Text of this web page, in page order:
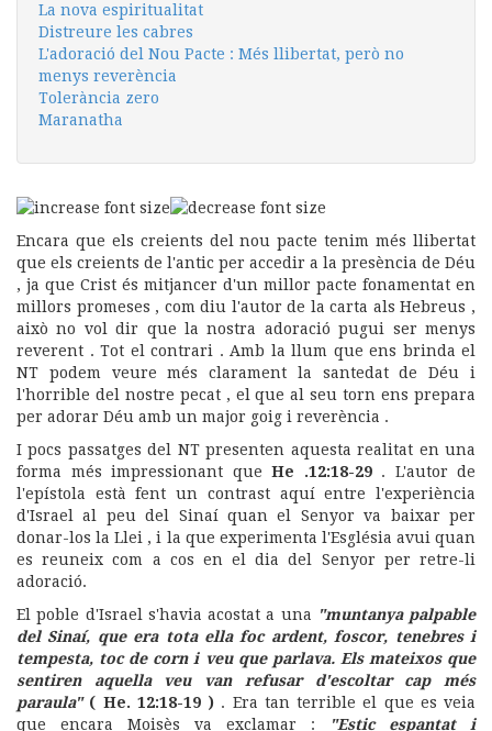
La nova espiritualitat
Distreure les cabres
L'adoració del Nou Pacte : Més llibertat, però no
menys reverència
Tolerància zero
Maranatha
Encara que els creients del nou pacte tenim més llibertat
que els creients de l'antic per accedir a la presència de Déu
, ja que Crist és mitjancer d'un millor pacte fonamentat en
millors promeses , com diu l'autor de la carta als Hebreus ,
això no vol dir que la nostra adoració pugui ser menys
reverent . Tot el contrari . Amb la llum que ens brinda el
NT podem veure més clarament la santedat de Déu i
l'horrible del nostre pecat , el que al seu torn ens prepara
per adorar Déu amb un major goig i reverència .
I pocs passatges del NT presenten aquesta realitat en una
forma més impressionant que He .12:18-29. L'autor de
l'epístola està fent un contrast aquí entre l'experiència
d'Israel al peu del Sinaí quan el Senyor va baixar per
donar-los la Llei , i la que experimenta l'Església avui quan
es reuneix com a cos en el dia del Senyor per retre-li
adoració.
El poble d'Israel s'havia acostat a una "muntanya palpable
del Sinaí, que era tota ella foc ardent, foscor, tenebres i
tempesta, toc de corn i veu que parlava. Els mateixos que
sentiren aquella veu van refusar d'escoltar cap més
paraula"( He. 12:18-19 ) . Era tan terrible el que es veia
que encara Moisès va exclamar :
"Estic espantat i